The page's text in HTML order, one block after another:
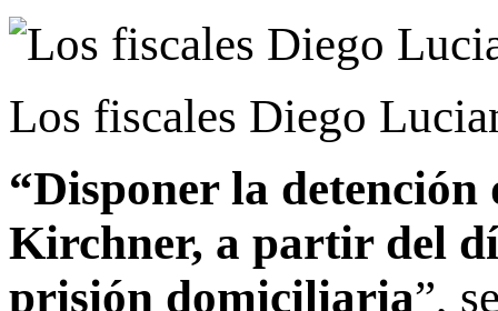
Los fiscales Diego
“Disponer la
Kirchner, a partir del
prisión domiciliaria”,